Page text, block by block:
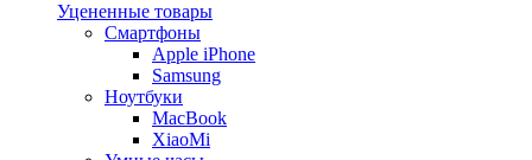
Уцененные товары
Cмартфоны
Apple iPhone
Samsung
Ноутбуки
MacBook
XiaoMi